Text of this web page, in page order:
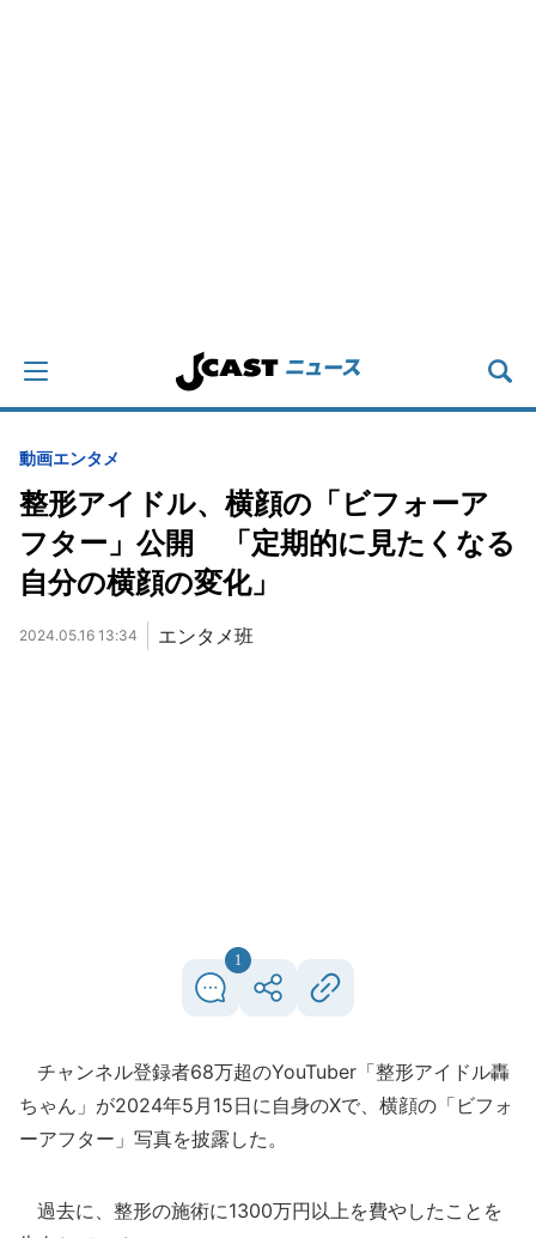
動画エンタメ
整形アイドル、横顔の「ビフォーア
フター」公開 「定期的に見たくなる
自分の横顔の変化」
2024.05.16 13:34 エンタメ班
1
チャンネル登録者68万超のYouTuber「整形アイドル轟
ちゃん」が2024年5月15日に自身のXで、横顔の「ビフォ
ーアフター」写真を披露した。
過去に、整形の施術に1300万円以上を費やしたことを